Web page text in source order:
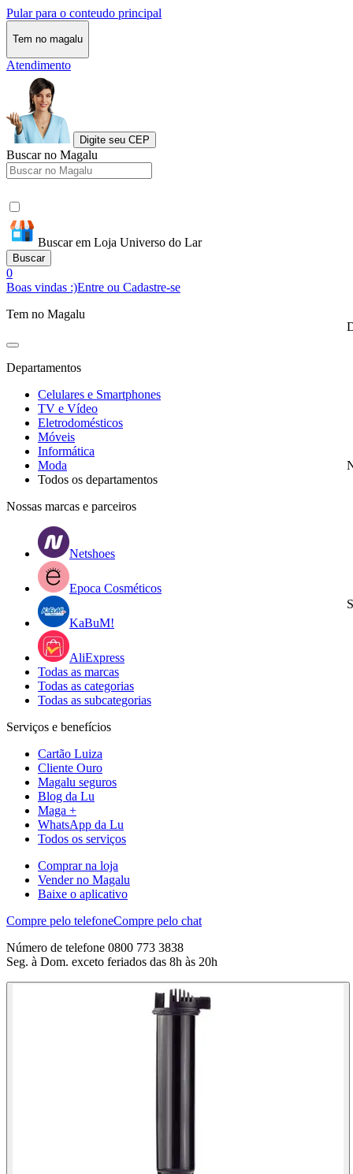
Pular para o conteudo principal
Tem no magalu
Atendimento
Digite seu CEP
Buscar no Magalu
Buscar em Loja Universo do Lar
Buscar
0
Boas vindas :)Entre ou Cadastre-se
Tem no Magalu
Departamentos
Celulares e Smartphones
TV e Vídeo
Eletrodomésticos
Móveis
Informática
Moda
Todos os departamentos
Nossas marcas e parceiros
Netshoes
Epoca Cosméticos
KaBuM!
AliExpress
Todas as marcas
Todas as categorias
Todas as subcategorias
Serviços e benefícios
Cartão Luiza
Cliente Ouro
Magalu seguros
Blog da Lu
Maga +
WhatsApp da Lu
Todos os serviços
Comprar na loja
Vender no Magalu
Baixe o aplicativo
Compre pelo telefoneCompre pelo chat
Número de telefone 0800 773 3838
Seg. à Dom. exceto feriados das 8h às 20h